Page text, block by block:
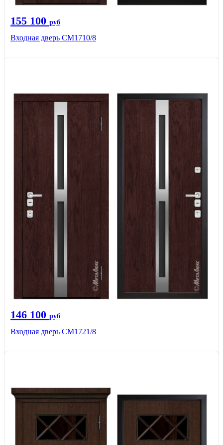
155 100 руб
Входная дверь CМ1710/8
146 100 руб
Входная дверь СМ1721/8